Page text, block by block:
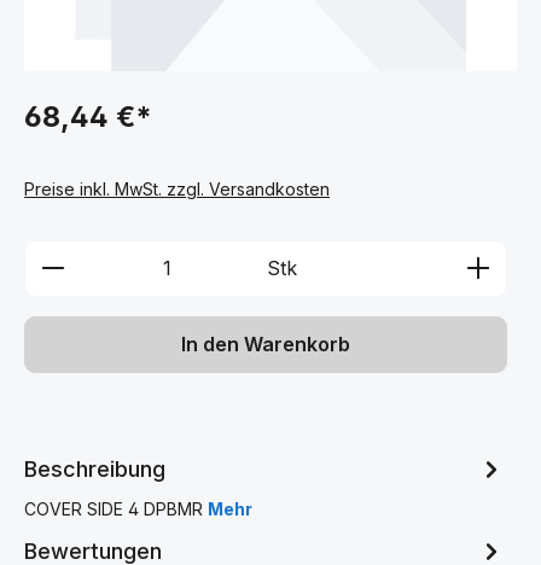
68,44 €*
Preise inkl. MwSt. zzgl. Versandkosten
Produkt Anzahl: Gib den
Stk
In den Warenkorb
Beschreibung
COVER SIDE 4 DPBMR Mehr
Bewertungen